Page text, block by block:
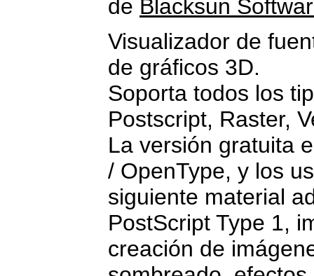
de Blacksun
Visualizador de
de gráficos 3D.
Soporta todos los
Postscript, Raster,
La versión gratuita
/ OpenType, y los
siguiente material
PostScript Type 1,
creación de